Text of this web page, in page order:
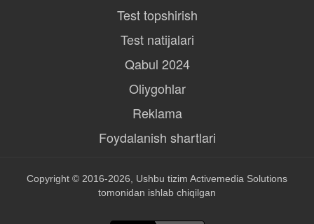
Test topshirish
Test natijalari
Qabul 2024
Oliygohlar
Reklama
Foydalanish shartlari
Copyright © 2016-2026, Ushbu tizim Activemedia Solutions
tomonidan ishlab chiqilgan